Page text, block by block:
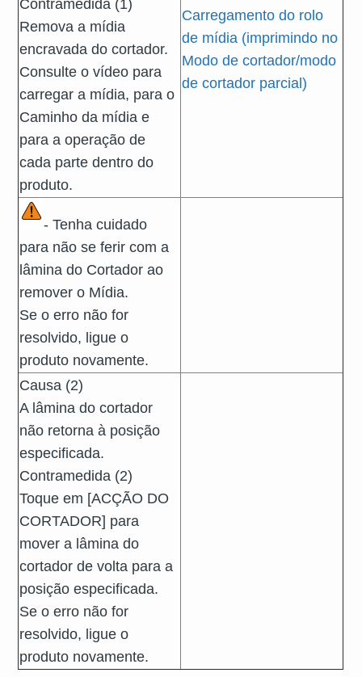
Contramedida (1)
Remova a mídia
encravada do cortador.
Consulte o vídeo para
carregar a mídia, para o
Caminho da mídia e
para a operação de
cada parte dentro do
produto.
Carregamento do rolo
de mídia (imprimindo no
Modo de cortador/modo
de cortador parcial)
- Tenha cuidado
para não se ferir com a
lâmina do Cortador ao
remover o Mídia.
Se o erro não for
resolvido, ligue o
produto novamente.
Causa (2)
A lâmina do cortador
não retorna à posição
especificada.
Contramedida (2)
Toque em [ACÇÃO DO
CORTADOR] para
mover a lâmina do
cortador de volta para a
posição especificada.
Se o erro não for
resolvido, ligue o
produto novamente.